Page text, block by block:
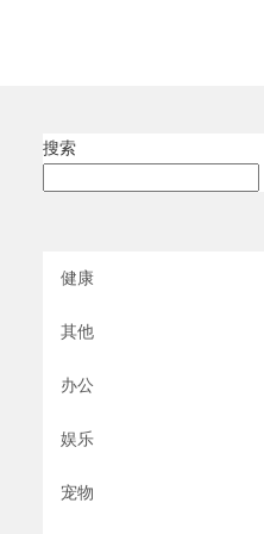
搜索
健康
其他
办公
娱乐
宠物